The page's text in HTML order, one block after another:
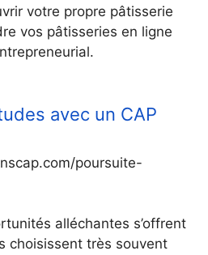
votre propre pâtisserie
vos pâtisseries en ligne
avec un CAP
poursuite-
alléchantes s’offrent
choisissent très souvent